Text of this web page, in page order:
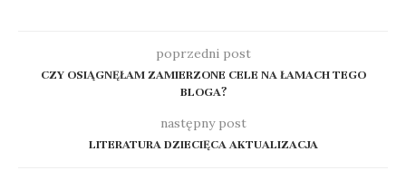
poprzedni post
CZY OSIĄGNĘŁAM ZAMIERZONE CELE NA ŁAMACH TEGO
BLOGA?
następny post
LITERATURA DZIECIĘCA AKTUALIZACJA